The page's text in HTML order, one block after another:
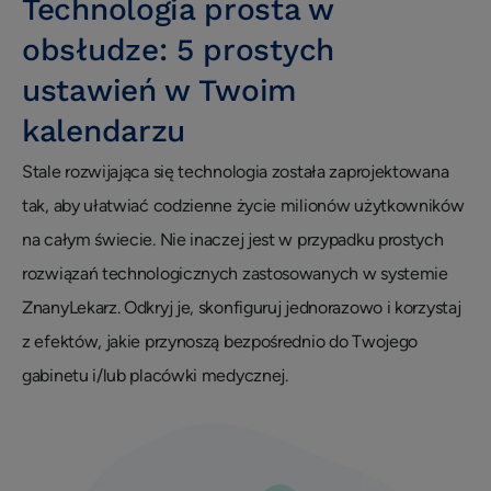
Opieka klienta
Wywiad
patient experience
wizerunek i opinie
Zarządzanie placówką medyczną
Zmniejszenie nieobecności i odwołań
Efektywne planowanie dnia
Infografika
Social media
Technologia prosta w
obsłudze: 5 prostych
ustawień w Twoim
kalendarzu
Stale rozwijająca się technologia została zaprojektowana
tak, aby ułatwiać codzienne życie milionów użytkowników
na całym świecie. Nie inaczej jest w przypadku prostych
rozwiązań technologicznych zastosowanych w systemie
ZnanyLekarz. Odkryj je, skonfiguruj jednorazowo i korzystaj
z efektów, jakie przynoszą bezpośrednio do Twojego
gabinetu i/lub placówki medycznej.